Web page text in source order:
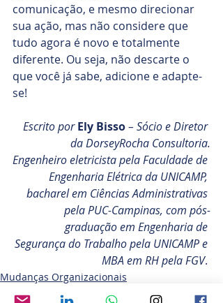
comunicação, e mesmo direcionar
sua ação, mas não considere que
tudo agora é novo e totalmente
diferente. Ou seja, não descarte o
que você já sabe, adicione e adapte-
se!
Escrito por Ely Bisso – Sócio e Diretor
da DorseyRocha Consultoria.
Engenheiro eletricista pela Faculdade de
Engenharia Elétrica da UNICAMP,
bacharel em Ciências Administrativas
pela PUC-Campinas, com pós-
graduação em Engenharia de
Segurança do Trabalho pela UNICAMP e
MBA em RH pela FGV.
Mudanças Organizacionais